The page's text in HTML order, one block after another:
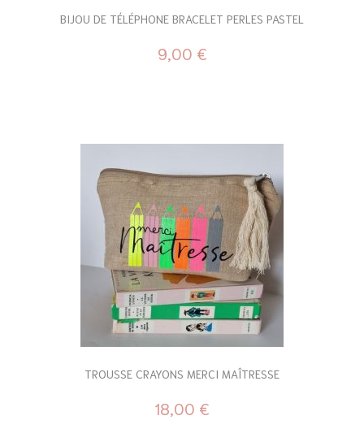
BIJOU DE TÉLÉPHONE BRACELET PERLES PASTEL
9,00 €
TROUSSE CRAYONS MERCI MAÎTRESSE
18,00 €